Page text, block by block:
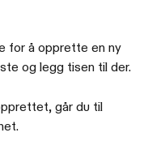
for å opprette en ny
og legg tisen til der.
går du til